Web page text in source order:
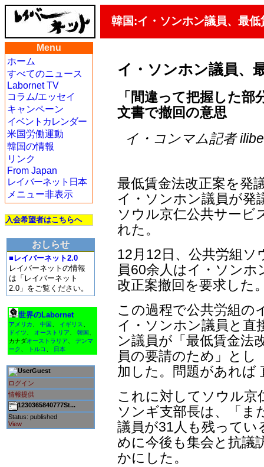
韓国:イ・ソンホン議員、最
Menu
ホーム
すべてのニュース
Labornet TV
コラム/エッセイ
キャンペーン
イベントカレンダー
米国労働運動
韓国の情報
リンク
From Japan
レイバーネット日本
メニュー非表示
入会希望者はこちらへ
おしらせ
■レイバーネット2.0
レイバーネットの情報
は「レイバーネット
2.0」をご覧ください。
世界のLabornet
アメリカ 中国 イギリス
ドイツ
オーストリア 韓国
カナダオーストラリア
デンマ
ーク
トルコ 日本
Guest
ログイン
情報提供
1230365840777St...
Status: published
View
イ・ソンホン議員、
「間違って把握した
文書で撤回の意思
イ・コンマム記者
最低賃金法改正案を発
イ・ソンホン議員が発
ソウル京仁公共サービ
れた。
12月12日、公共労組ソ
員60余人はイ・ソンホ
改正案撤回を要求した
この過程で公共労組の
イ・ソンホン議員と直
ン議員が「最低賃金法
員の要請のため」とし
加した。問題があれば
これに対してソウル京
ソンギ支部長は、「ま
議員が31人も残ってい
めに今後も集会と抗議
かにした。